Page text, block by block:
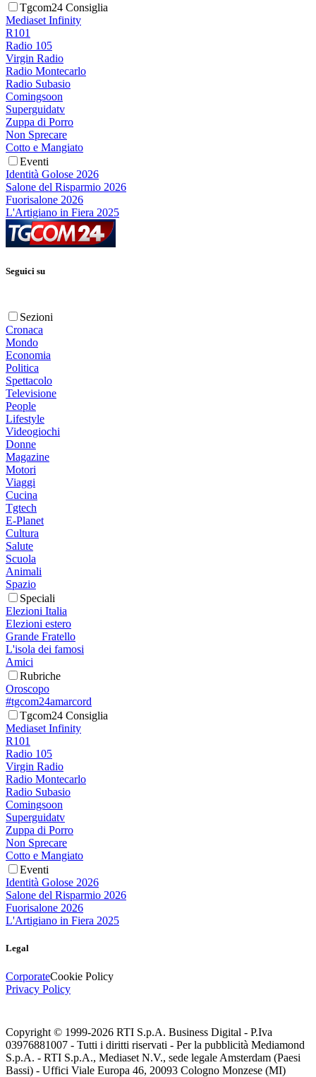
Tgcom24 Consiglia
Mediaset Infinity
R101
Radio 105
Virgin Radio
Radio Montecarlo
Radio Subasio
Comingsoon
Superguidatv
Zuppa di Porro
Non Sprecare
Cotto e Mangiato
Eventi
Identità Golose 2026
Salone del Risparmio 2026
Fuorisalone 2026
L'Artigiano in Fiera 2025
Seguici su
Sezioni
Cronaca
Mondo
Economia
Politica
Spettacolo
Televisione
People
Lifestyle
Videogiochi
Donne
Magazine
Motori
Viaggi
Cucina
Tgtech
E-Planet
Cultura
Salute
Scuola
Animali
Spazio
Speciali
Elezioni Italia
Elezioni estero
Grande Fratello
L'isola dei famosi
Amici
Rubriche
Oroscopo
#tgcom24amarcord
Tgcom24 Consiglia
Mediaset Infinity
R101
Radio 105
Virgin Radio
Radio Montecarlo
Radio Subasio
Comingsoon
Superguidatv
Zuppa di Porro
Non Sprecare
Cotto e Mangiato
Eventi
Identità Golose 2026
Salone del Risparmio 2026
Fuorisalone 2026
L'Artigiano in Fiera 2025
Legal
CorporateCookie Policy
Privacy Policy
Copyright © 1999-2026 RTI S.p.A. Business Digital - P.Iva
03976881007 - Tutti i diritti riservati - Per la pubblicità Mediamond
S.p.A. - RTI S.p.A., Mediaset N.V., sede legale Amsterdam (Paesi
Bassi) - Uffici Viale Europa 46, 20093 Cologno Monzese (MI)